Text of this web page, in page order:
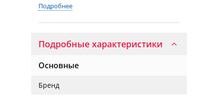
Подробнее
Подробные характеристики
Основные
Бренд